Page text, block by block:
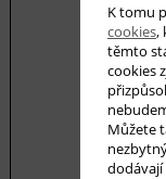
E-mail *
Váš dotaz
K tomu
cookies,
těmto
cookies
Můžete
dodávají